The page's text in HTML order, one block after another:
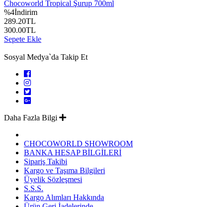
Chocoworld Tropical Şurup 700ml
%4İndirim
289.20TL
300.00TL
Sepete Ekle
Sosyal Medya`da Takip Et
Daha Fazla Bilgi
CHOCOWORLD SHOWROOM
BANKA HESAP BİLGİLERİ
Sipariş Takibi
Kargo ve Taşıma Bilgileri
Üyelik Sözleşmesi
S.S.S.
Kargo Alımları Hakkında